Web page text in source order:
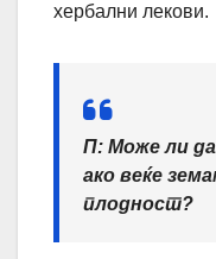
хербални лекови.
П: Може ли да
ако веќе
плодност?